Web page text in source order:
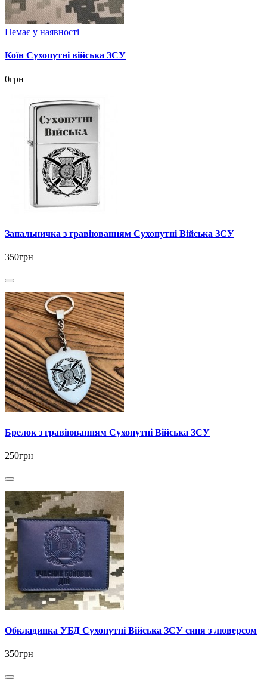
Немає у наявності
Коїн Сухопутні війська ЗСУ
0грн
Запальничка з гравіюванням Сухопутні Війська ЗСУ
350грн
Брелок з гравіюванням Сухопутні Війська ЗСУ
250грн
Обкладинка УБД Сухопутні Війська ЗСУ синя з люверсом
350грн